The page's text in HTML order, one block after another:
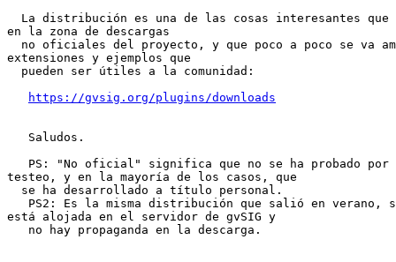
La distribución es una de las cosas interesantes
en la zona de descargas
no oficiales del proyecto, y que poco a poco se va
extensiones y ejemplos que
  pueden ser útiles a la comunidad:
https://gvsig.org/plugins/downloads
   Saludos.
PS: "No oficial" significa que no se ha probado
testeo, y en la mayoría de los casos, que
  se ha desarrollado a título personal.
PS2: Es la misma distribución que salió en verano,
está alojada en el servidor de gvSIG y
   no hay propaganda en la descarga.